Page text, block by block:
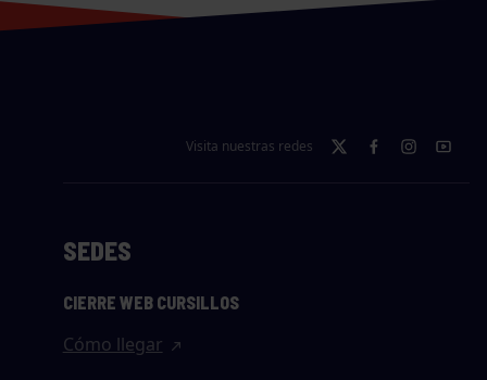
Visita nuestras redes
SEDES
CIERRE WEB CURSILLOS
Cómo llegar